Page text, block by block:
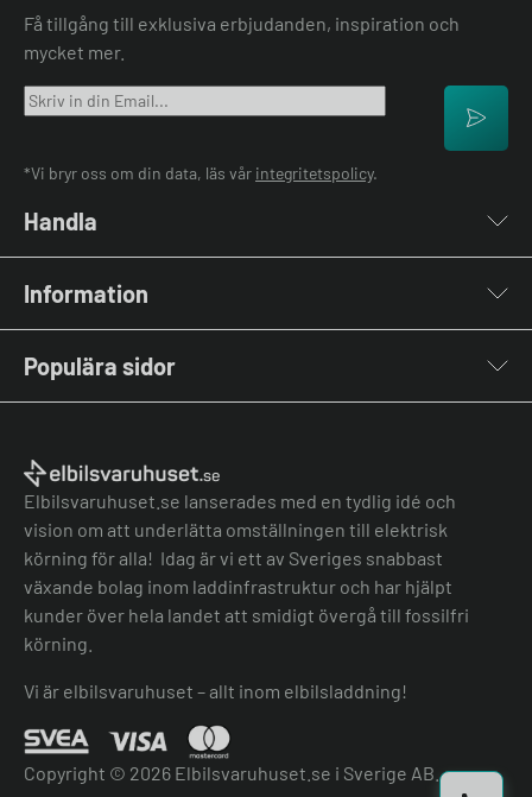
Få tillgång till exklusiva erbjudanden, inspiration och
mycket mer.
*Vi bryr oss om din data, läs vår integritetspolicy.
Handla
Laddkablar
Kabelhållare
Stolpar & Fästen
Portabla Laddare
Övriga tillbehör
Information
Kontakta oss
Vanliga frågor & svar
El-lexikon
Installation
Grön teknik bidrag
Lastbalansering
Köpvillkor
Köpvillkor batteri
Felanmälan
Hantera cookies
Populära sidor
Elbilsladdare företag
Laddbox bäst i test
Bilmärken
Jämför laddboxar
Jämför hembatterier
Elbilsvaruhuset.se lanserades med en tydlig idé och
vision om att underlätta omställningen till elektrisk
körning för alla! Idag är vi ett av Sveriges snabbast
växande bolag inom laddinfrastruktur och har hjälpt
kunder över hela landet att smidigt övergå till fossilfri
körning.
Vi är elbilsvaruhuset – allt inom elbilsladdning!
Copyright © 2026 Elbilsvaruhuset.se i Sverige AB.